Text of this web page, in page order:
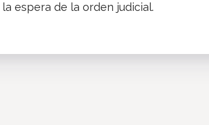
la espera de la orden judicial.